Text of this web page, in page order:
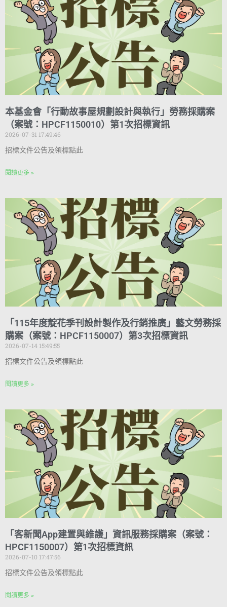
本基金會「行動故事屋規劃設計與執行」勞務採購案
（案號：HPCF1150010）第1次招標資訊
2026-07-31 17:49:46
招標文件公告及領標點此
閱讀更多 »
「115年度靛花季刊設計製作及行銷推廣」藝文勞務採
購案（案號：HPCF1150007）第3次招標資訊
2026-07-14 15:49:55
招標文件公告及領標點此
閱讀更多 »
「客新聞App建置與維護」資訊服務採購案（案號：
HPCF1150007）第1次招標資訊
2026-07-10 17:47:56
招標文件公告及領標點此
閱讀更多 »